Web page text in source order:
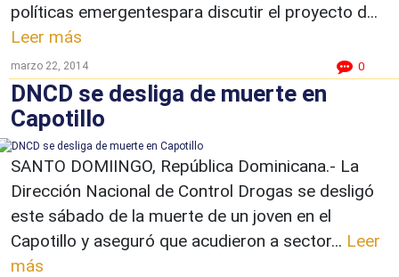
políticas emergentespara discutir el proyecto d...
Leer más
marzo 22, 2014 0
DNCD se desliga de muerte en
Capotillo
SANTO DOMIINGO, República Dominicana.- La
Dirección Nacional de Control Drogas se desligó
este sábado de la muerte de un joven en el
Capotillo y aseguró que acudieron a sector... Leer
más